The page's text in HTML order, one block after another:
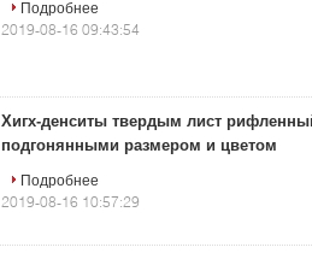
Подробнее
2019-08-16 09:43:54
Хигх-денситы твердым лист
подгонянными размером и цветом
Подробнее
2019-08-16 10:57:29